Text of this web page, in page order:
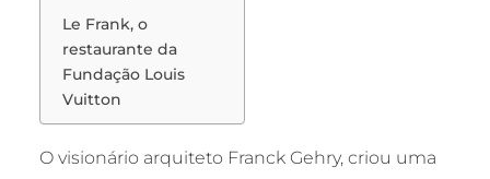
Le Frank, o
restaurante da
Fundação Louis
Vuitton
O visionário arquiteto Franck Gehry, criou uma